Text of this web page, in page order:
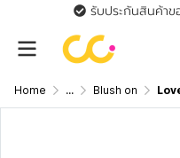
รับประกันสินค้าข
Home ... Blush on